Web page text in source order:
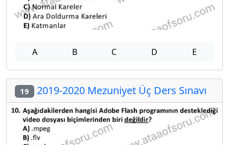
A B C D E
19 2019-2020 Mezuniyet Üç Ders Sınavı